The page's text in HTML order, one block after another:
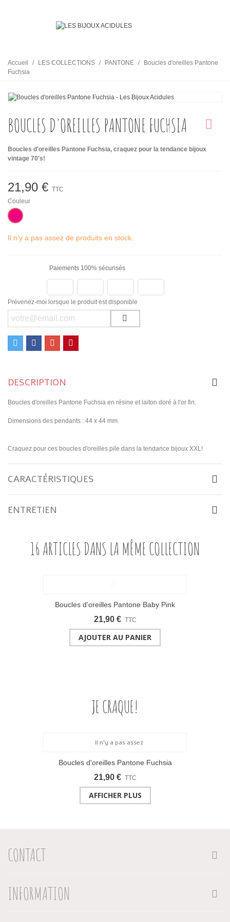
Accueil / LES COLLECTIONS / PANTONE /
Boucles d'oreilles Pantone
Fuchsia
BOUCLES D'OREILLES PANTONE FUCHSIA
Boucles d'oreilles Pantone Fuchsia, craquez pour la tendance bijoux
vintage 70's!
21,90 € TTC
Couleur
Rose
Il n'y a pas assez de produits en stock.
Paiements 100% sécurisés
Prévenez-moi lorsque le produit est disponible
DESCRIPTION
Boucles d'oreilles Pantone Fuchsia en résine et laiton doré à l'or fin.
Dimensions des pendants : 44 x 44 mm.
Craquez pour ces boucles d'oreilles pile dans la tendance bijoux XXL!
CARACTÉRISTIQUES
ENTRETIEN
16 ARTICLES DANS LA MÊME COLLECTION
Boucles d'oreilles Pantone Baby Pink
21,90 € TTC
AJOUTER AU PANIER
JE CRAQUE!
Boucles d'oreilles Pantone Fuchsia
21,90 € TTC
AFFICHER PLUS
CONTACT
INFORMATION